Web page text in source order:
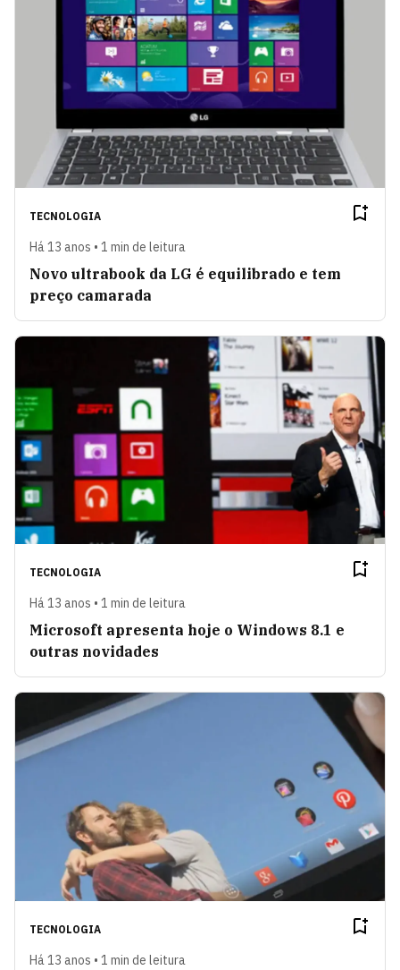
TECNOLOGIA
Há 13 anos • 1 min de leitura
Novo ultrabook da LG é equilibrado e tem
preço camarada
TECNOLOGIA
Há 13 anos • 1 min de leitura
Microsoft apresenta hoje o Windows 8.1 e
outras novidades
TECNOLOGIA
Há 13 anos • 1 min de leitura